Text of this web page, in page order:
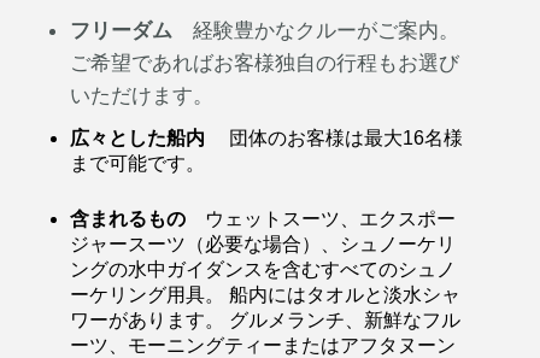
フリーダム 経験豊かなクルーがご案内。
ご希望であればお客様独自の行程もお選び
いただけます。
広々とした船内 団体のお客様は最大16名様
まで可能です。
含まれるもの
ウェットスーツ、エクスポー
ジャースーツ（必要な場合）、シュノーケリ
ングの水中ガイダンスを含むすべてのシュノ
ーケリング用具。 船内にはタオルと淡水シャ
ワーがあります。 グルメランチ、新鮮なフル
ーツ、モーニングティーまたはアフタヌーン